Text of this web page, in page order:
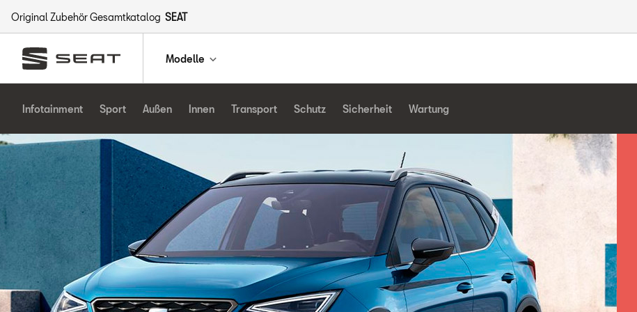
Original Zubehör Gesamtkatalog SEAT
Modelle
Infotainment Sport Außen Innen Transport Schutz Sicherheit Wartung